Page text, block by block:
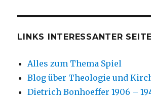
LINKS INTERESSANTER
Alles zum Thema Spiel
Blog über Theologie und
Dietrich Bonhoeffer 1906 –